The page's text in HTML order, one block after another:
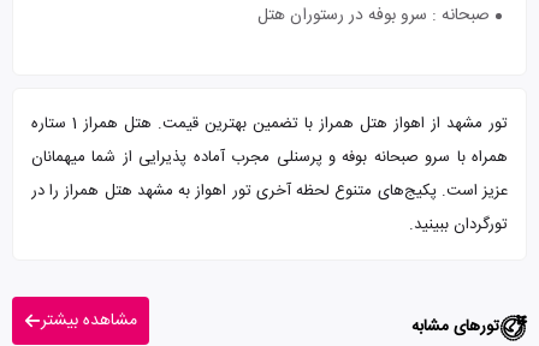
صبحانه : سرو بوفه در رستوران هتل
تور مشهد از اهواز هتل همراز با تضمین بهترین قیمت. هتل همراز 1 ستاره
همراه با سرو صبحانه بوفه و پرسنلی مجرب آماده پذیرایی از شما میهمانان
عزیز است. پکیج‌های متنوع لحظه آخری تور اهواز به مشهد هتل همراز را در
تورگردان ببینید.
تورهای مشابه مشاهده بیشتر